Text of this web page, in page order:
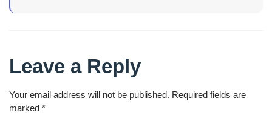
Leave a Reply
Your email address will not be published. Required fields are
marked *